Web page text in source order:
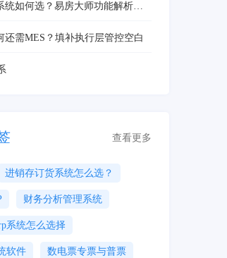
统如何选？易房大师功能解析与
还需MES？填补执行层管控空白
查看更多
进销存订货系统怎么选？
财务分析管理系统
系统怎么选择
软件 数电票专票与普票